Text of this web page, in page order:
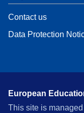
Contact us
Data Protection
European
This site is managed